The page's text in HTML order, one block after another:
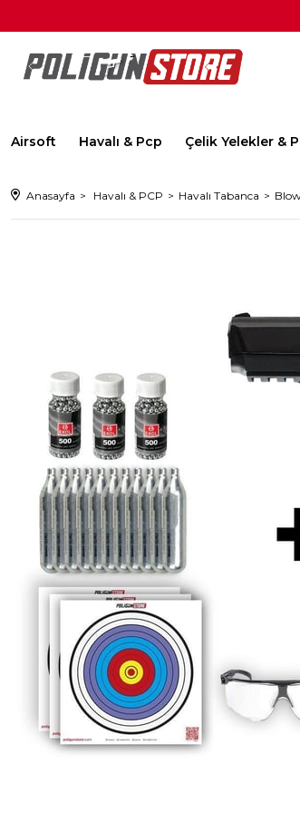
Airsoft Havalı & Pcp Çelik Yelekler &
Anasayfa Havalı & PCP Havalı Tabanca